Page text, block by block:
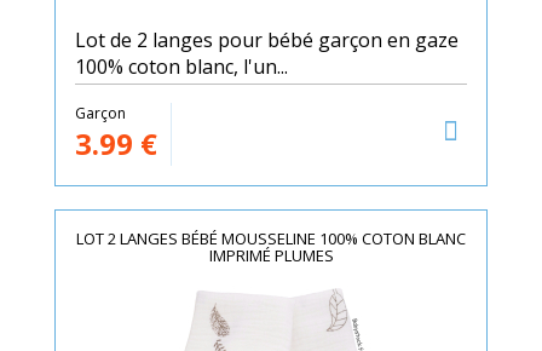
Lot de 2 langes pour bébé garçon en gaze
100% coton blanc, l'un...
Garçon
3.99 €
LOT 2 LANGES BÉBÉ MOUSSELINE 100% COTON BLANC
IMPRIMÉ PLUMES